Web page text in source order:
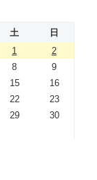
土
日
1
2
8
9
15
16
22
23
29
30